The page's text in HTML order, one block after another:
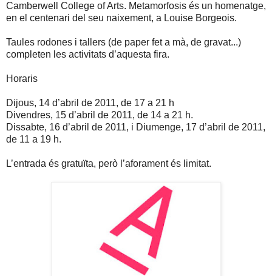
Camberwell College of Arts. Metamorfosis és un homenatge,
en el centenari del seu naixement, a Louise Borgeois.
Taules rodones i tallers (de paper fet a mà, de gravat...)
completen les activitats d’aquesta fira.
Horaris
Dijous, 14 d’abril de 2011, de 17 a 21 h
Divendres, 15 d’abril de 2011, de 14 a 21 h.
Dissabte, 16 d’abril de 2011, i Diumenge, 17 d’abril de 2011,
de 11 a 19 h.
L’entrada és gratuïta, però l’aforament és limitat.